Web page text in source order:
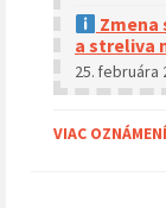
Zmena
a streliva
25. februára
VIAC OZNÁMENÍ